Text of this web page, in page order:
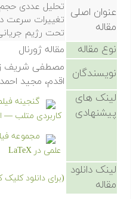
عنوان اصلی
مقاله
تحلیل عددی حجم
تغییرات سرعت
تحت رژیم
نوع مقاله مقاله ژورنال
نویسندگان
مصطفی شریف
اقدم، مجید
لینک های
پیشنهادی
گنجینه
کاربردی متلب —
مجموعه
علمی در LaTeX
لینک دانلود
مقاله
(برای دانلود کلیک